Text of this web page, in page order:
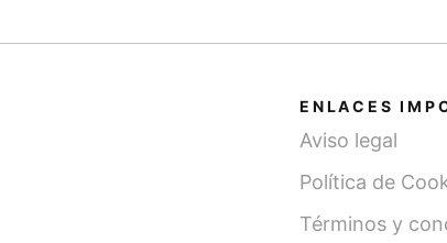
ENLACES
Aviso legal
Política de
Términos y